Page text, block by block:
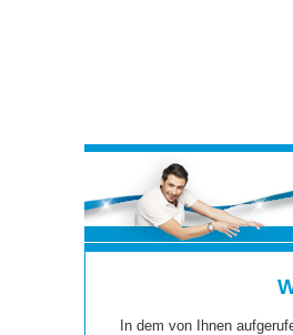
In dem von Ihnen